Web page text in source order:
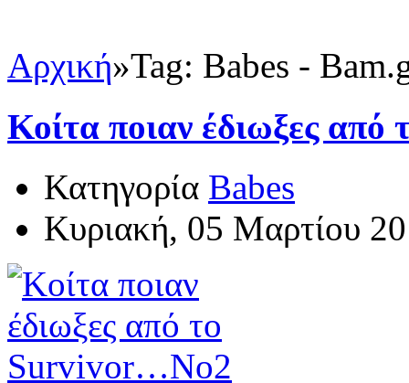
Αρχική»Tag: Babes -
Κοίτα ποιαν έδιωξες
Κατηγορία Babes
Κυριακή, 05 Μαρτίου